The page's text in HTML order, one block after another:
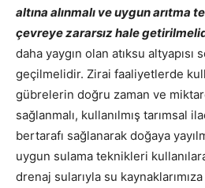
altına alınmalı ve uygun arıtma
çevreye zararsız hale
daha yaygın olan atıksu altyapısı
geçilmelidir. Zirai faaliyetlerde
gübrelerin doğru zaman ve
sağlanmalı, kullanılmış tarımsal
bertarafı sağlanarak doğaya
uygun sulama teknikleri
drenaj sularıyla su